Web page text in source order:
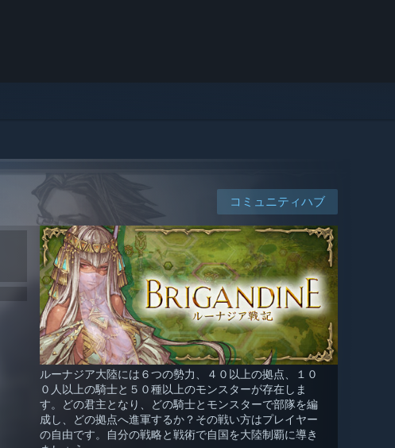
コミュニティハブ
ルーナジア大陸には６つの勢力、４０以上の拠点、１０
０人以上の騎士と５０種以上のモンスターが存在しま
す。どの君主となり、どの騎士とモンスターで部隊を編
成し、どの拠点へ進軍するか？その戦い方はプレイヤー
の自由です。自分の戦略と戦術で自国を大陸制覇に導き